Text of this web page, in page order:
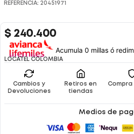
REFERENCIA: 20451971
$ 240.400
Acumula 0 millas ó
LOCATEL COLOMBIA
Cambios y
Devoluciones
Retiros en
tiendas
Compra
Medios de